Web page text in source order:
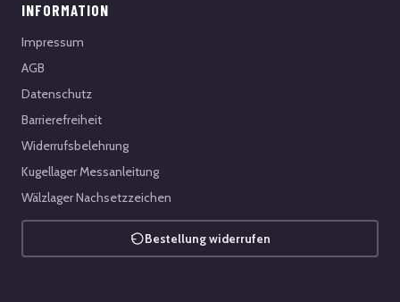
INFORMATION
Impressum
AGB
Datenschutz
Barrierefreiheit
Widerrufsbelehrung
Kugellager Messanleitung
Wälzlager Nachsetzzeichen
Bestellung widerrufen